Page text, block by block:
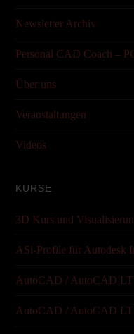
Newsletter Archiv
Personal CAD Coach –
Über uns
Veranstaltungen
Videos
KURSE
3D Kurs und
ASi-Profile für Autodesk
AutoCAD / AutoCAD LT
AutoCAD / AutoCAD LT